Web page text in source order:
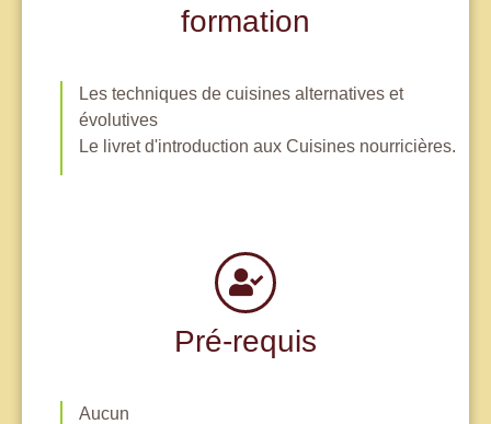
formation
Les techniques de cuisines alternatives et
évolutives
Le livret d'introduction aux Cuisines nourricières.
Pré-requis
Aucun